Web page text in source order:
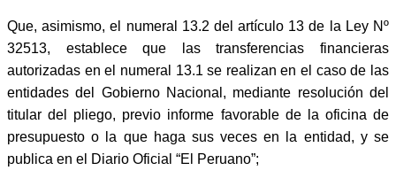
Que, asimismo, el numeral 13.2 del artículo 13 de la Ley Nº
32513, establece que las transferencias financieras
autorizadas en el numeral 13.1 se realizan en el caso de las
entidades del Gobierno Nacional, mediante resolución del
titular del pliego, previo informe favorable de la oficina de
presupuesto o la que haga sus veces en la entidad, y se
publica en el Diario Oficial “El Peruano”;